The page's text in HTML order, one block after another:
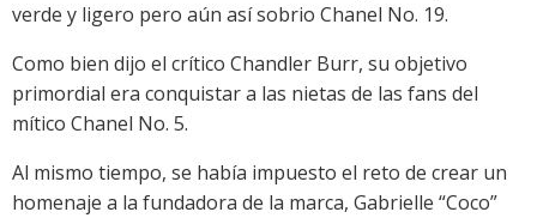
verde y ligero pero aún así sobrio Chanel No. 19.
Como bien dijo el crítico Chandler Burr, su objetivo
primordial era conquistar a las nietas de las fans del
mítico Chanel No. 5.
Al mismo tiempo, se había impuesto el reto de crear un
homenaje a la fundadora de la marca, Gabrielle “Coco”